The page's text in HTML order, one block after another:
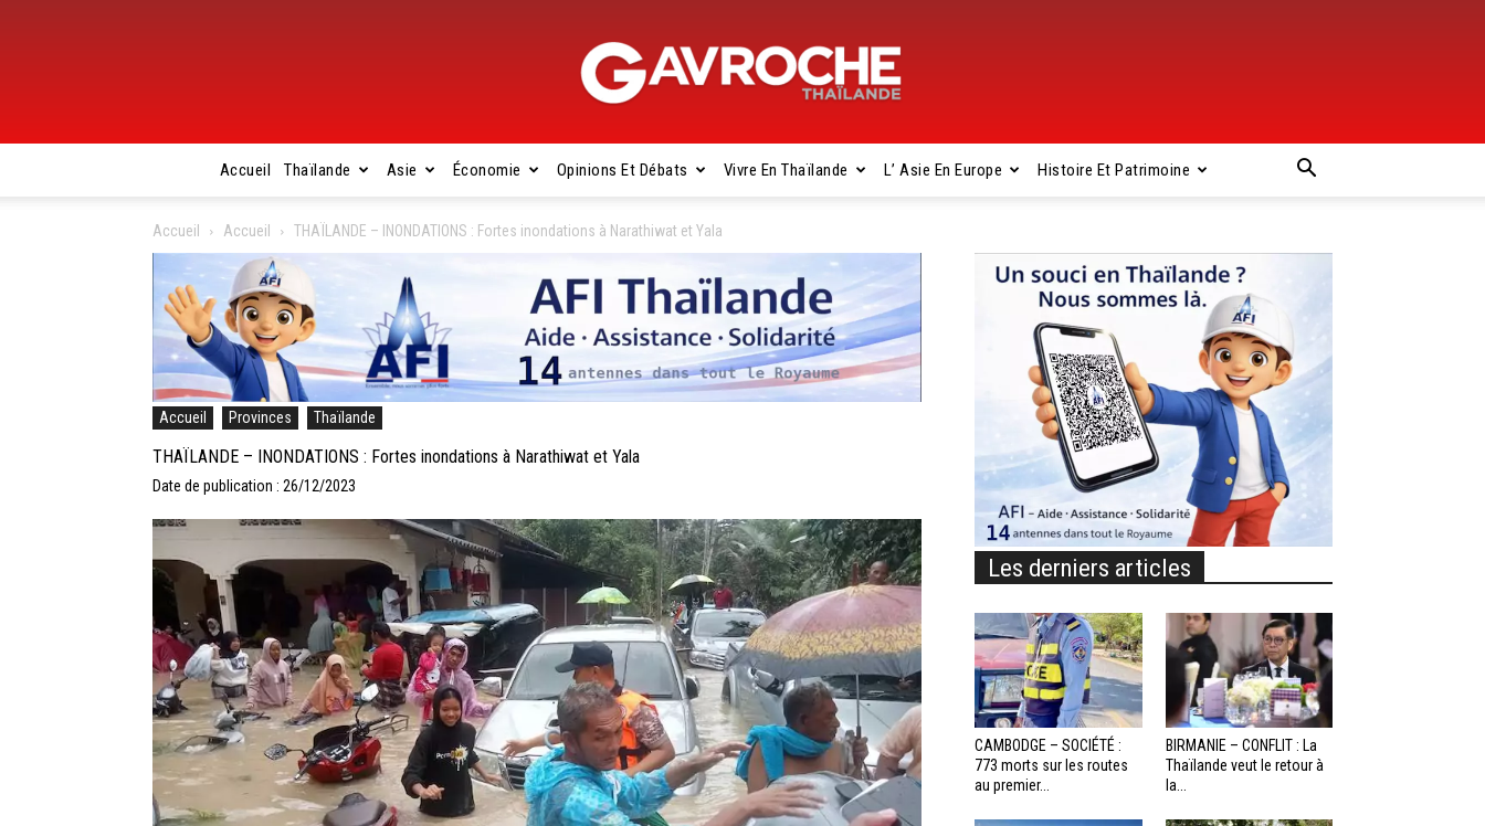
Gavroche
Thaïlande
Accueil Thaïlande Asie Économie Opinions Et Débats Vivre En Thaïlande L’ Asie En Europe Histoire Et Patrimoine
Accueil Accueil THAÏLANDE – INONDATIONS : Fortes inondations à Narathiwat et Yala
Accueil Provinces Thaïlande
THAÏLANDE – INONDATIONS : Fortes inondations à Narathiwat et Yala
Date de publication : 26/12/2023
Les derniers articles
CAMBODGE – SOCIÉTÉ :
773 morts sur les routes
au premier...
BIRMANIE – CONFLIT : La
Thaïlande veut le retour à
la...